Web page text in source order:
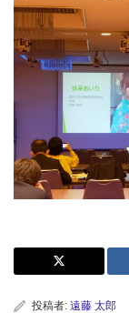
投稿者: 遠藤 太郎